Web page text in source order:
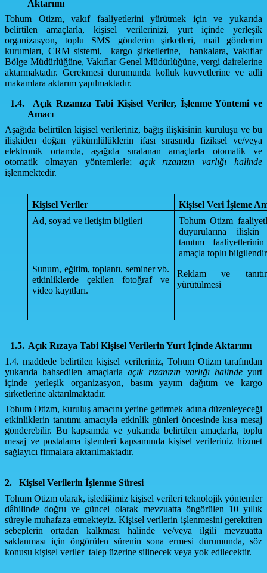
Aktarımı
Tohum Otizm, vakıf faaliyetlerini yürütmek için ve yukarıda
belirtilen amaçlarla, kişisel verilerinizi, yurt içinde yerleşik
organizasyon, toplu SMS gönderim şirketleri, mail gönderim
kurumları, CRM sistemi, kargo şirketlerine, bankalara, Vakıflar
Bölge Müdürlüğüne, Vakıflar Genel Müdürlüğüne, vergi dairelerine
aktarmaktadır. Gerekmesi durumunda kolluk kuvvetlerine ve adli
makamlara aktarım yapılmaktadır.
1.4.
Açık Rızanıza Tabi Kişisel Veriler, İşlenme Yöntemi ve
Amacı
Aşağıda belirtilen kişisel verileriniz, bağış ilişkisinin kuruluşu ve bu
ilişkiden doğan yükümlülüklerin ifası sırasında fiziksel ve/veya
elektronik ortamda, aşağıda sıralanan amaçlarla otomatik ve
otomatik olmayan yöntemlerle; açık rızanızın varlığı halinde
işlenmektedir.
Kişisel Veriler
Kişisel Veri İşleme
Ad, soyad ve iletişim bilgileri
Tohum Otizm
duyurularına
tanıtım
amaçla toplu
Sunum, eğitim, toplantı, seminer vb.
etkinliklerde çekilen fotoğraf ve
video kayıtları.
Reklam ve
yürütülmesi
1.5. Açık Rızaya Tabi Kişisel Verilerin Yurt İçinde Aktarımı
1.4. maddede belirtilen kişisel verileriniz, Tohum Otizm tarafından
yukarıda bahsedilen amaçlarlaaçık rızanızın varlığı halindeyurt
içinde yerleşik organizasyon, basım yayım dağıtım ve kargo
şirketlerine aktarılmaktadır.
Tohum Otizm, kuruluş amacını yerine getirmek adına düzenleyeceği
etkinliklerin tanıtımı amacıyla etkinlik günleri öncesinde kısa mesaj
gönderebilir. Bu kapsamda ve yukarıda belirtilen amaçlarla, toplu
mesaj ve postalama işlemleri kapsamında kişisel verileriniz hizmet
sağlayıcı firmalara aktarılmaktadır.
2.
Kişisel Verilerin İşlenme Süresi
Tohum Otizm olarak, işlediğimiz kişisel verileri teknolojik yöntemler
dâhilinde doğru ve güncel olarak mevzuatta öngörülen 10 yıllık
süreyle muhafaza etmekteyiz. Kişisel verilerin işlenmesini gerektiren
sebeplerin ortadan kalkması halinde ve/veya ilgili mevzuatta
saklanması için öngörülen sürenin sona ermesi durumunda, söz
konusu kişisel veriler talep üzerine silinecek veya yok edilecektir.